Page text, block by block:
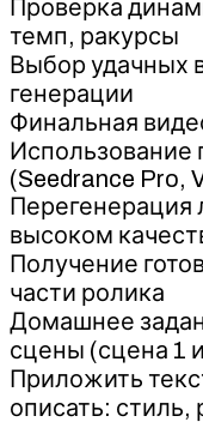
Проверка
темп, ракурсы
Выбор удачных
генерации
Финальная
Использование
(Seedrance Pro,
Перегенерация
высоком
Получение
части ролика
Домашнее
сцены (сцена 1
Приложить
описать: